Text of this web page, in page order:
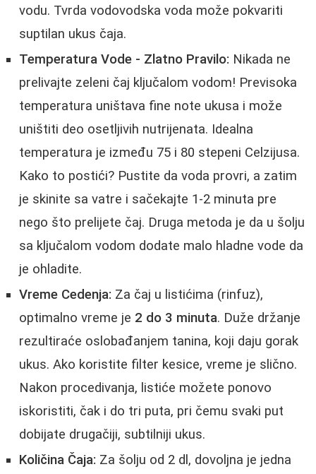
vodu. Tvrda vodovodska voda može pokvariti
suptilan ukus čaja.
Temperatura Vode - Zlatno Pravilo: Nikada ne
prelivajte zeleni čaj ključalom vodom! Previsoka
temperatura uništava fine note ukusa i može
uništiti deo osetljivih nutrijenata. Idealna
temperatura je između 75 i 80 stepeni Celzijusa.
Kako to postići? Pustite da voda provri, a zatim
je skinite sa vatre i sačekajte 1-2 minuta pre
nego što prelijete čaj. Druga metoda je da u šolju
sa ključalom vodom dodate malo hladne vode da
je ohladite.
Vreme Cedenja: Za čaj u listićima (rinfuz),
optimalno vreme je 2 do 3 minuta. Duže držanje
rezultiraće oslobađanjem tanina, koji daju gorak
ukus. Ako koristite filter kesice, vreme je slično.
Nakon procedivanja, listiće možete ponovo
iskoristiti, čak i do tri puta, pri čemu svaki put
dobijate drugačiji, subtilniji ukus.
Količina Čaja: Za šolju od 2 dl, dovoljna je jedna